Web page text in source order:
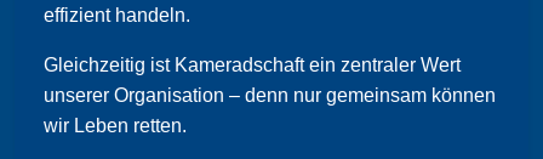
effizient handeln.
Gleichzeitig ist Kameradschaft ein zentraler Wert
unserer Organisation – denn nur gemeinsam können
wir Leben retten.